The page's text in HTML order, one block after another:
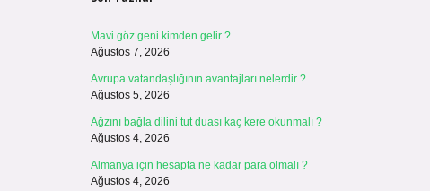
Mavi göz geni kimden gelir ?
Ağustos 7, 2026
Avrupa vatandaşlığının avantajları nelerdir ?
Ağustos 5, 2026
Ağzını bağla dilini tut duası kaç kere okunmalı ?
Ağustos 4, 2026
Almanya için hesapta ne kadar para olmalı ?
Ağustos 4, 2026